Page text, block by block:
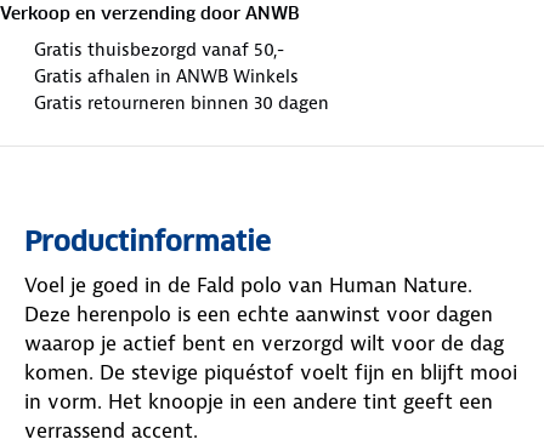
Verkoop en verzending door ANWB
Gratis thuisbezorgd vanaf 50,-
Gratis afhalen in ANWB Winkels
Gratis retourneren binnen 30 dagen
Productinformatie
Voel je goed in de Fald polo van Human Nature.
Deze herenpolo is een echte aanwinst voor dagen
waarop je actief bent en verzorgd wilt voor de dag
komen. De stevige piquéstof voelt fijn en blijft mooi
in vorm. Het knoopje in een andere tint geeft een
verrassend accent.